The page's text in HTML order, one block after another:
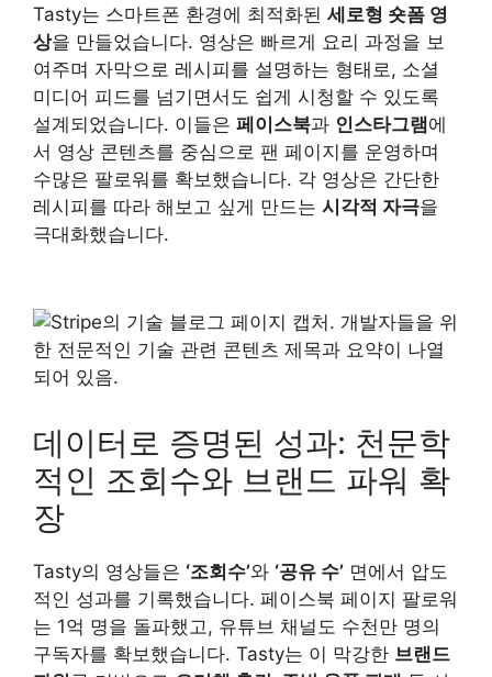
Tasty는 스마트폰 환경에 최적화된 세로형 숏폼 영
상을 만들었습니다. 영상은 빠르게 요리 과정을 보
여주며 자막으로 레시피를 설명하는 형태로, 소셜
미디어 피드를 넘기면서도 쉽게 시청할 수 있도록
설계되었습니다. 이들은 페이스북과 인스타그램에
서 영상 콘텐츠를 중심으로 팬 페이지를 운영하며
수많은 팔로워를 확보했습니다. 각 영상은 간단한
레시피를 따라 해보고 싶게 만드는 시각적 자극을
극대화했습니다.
데이터로 증명된 성과: 천문학
적인 조회수와 브랜드 파워 확
장
Tasty의 영상들은 ‘조회수’와 ‘공유 수’ 면에서 압도
적인 성과를 기록했습니다. 페이스북 페이지 팔로워
는 1억 명을 돌파했고, 유튜브 채널도 수천만 명의
구독자를 확보했습니다. Tasty는 이 막강한 브랜드